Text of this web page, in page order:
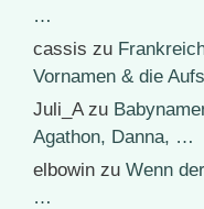
…
cassis zu
Vornamen & die
Juli_Azu
Agathon, Danna, …
elbowin zu Wenn
…